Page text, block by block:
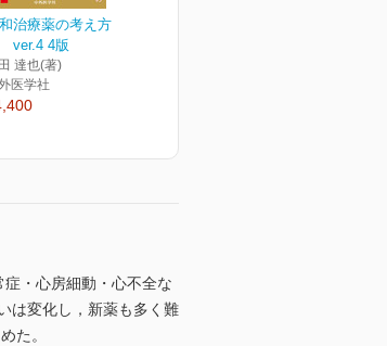
治療薬の考え方、使い
ver.4 4版
達也(著)
医学社
・心房細動・心不全な
は変化し，新薬も多く難
た。